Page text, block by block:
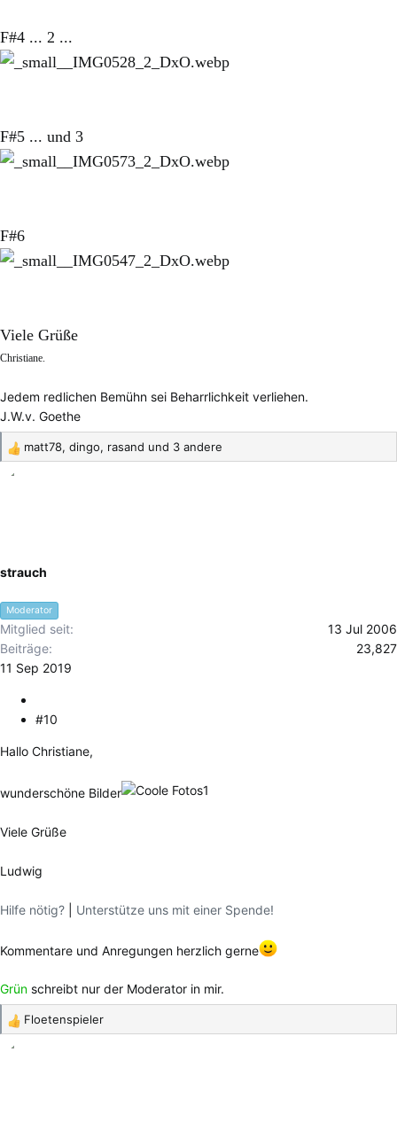
F#4 ... 2 ...
F#5 ... und 3
F#6
Viele Grüße
Christiane.
Jedem redlichen Bemühn sei Beharrlichkeit verliehen.
J.W.v. Goethe
R
e
n
n
:
matt78, dingo, rasand und 3 andere
strauch
Moderator
Mitglied seit
13 Jul 2006
Beiträge
23,827
11 Sep 2019
#10
Hallo Christiane,
wunderschöne Bilder
Viele Grüße
Ludwig
Hilfe nötig? Unterstütze uns mit einer Spende!
Kommentare und Anregungen herzlich gerne
Grün schreibt nur der Moderator in mir.
R
e
Floetenspieler